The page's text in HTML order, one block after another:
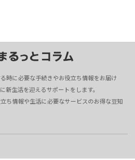
時に必要な手続きやお役立ち情報をお届け
新生活を迎えるサポートをします。
ち情報や生活に必要なサービスのお得な豆知